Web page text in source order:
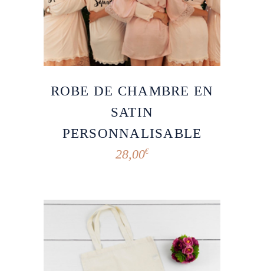
ROBE DE CHAMBRE EN
SATIN
PERSONNALISABLE
28,00€